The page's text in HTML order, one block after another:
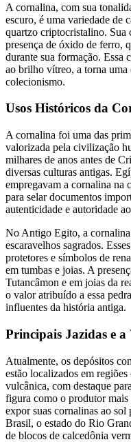
A cornalina, com sua
escuro, é uma variedade de
quartzo criptocristalino. Sua
presença de óxido de ferro,
durante sua formação. Essa
ao brilho vítreo, a torna uma
colecionismo.
Usos Históricos da
A cornalina foi uma das
valorizada pela civilização
milhares de anos antes de
diversas culturas antigas.
empregavam a cornalina na
para selar documentos
autenticidade e autoridade
No Antigo Egito, a
escaravelhos sagrados.
protetores e símbolos de
em tumbas e joias. A
Tutancâmon e em joias da
o valor atribuído a essa
influentes da história antiga.
Principais Jazidas e
Atualmente, os depósitos
estão localizados em
vulcânica, com destaque
figura como o produtor
expor suas cornalinas ao
Brasil, o estado do Rio
de blocos de calcedônia